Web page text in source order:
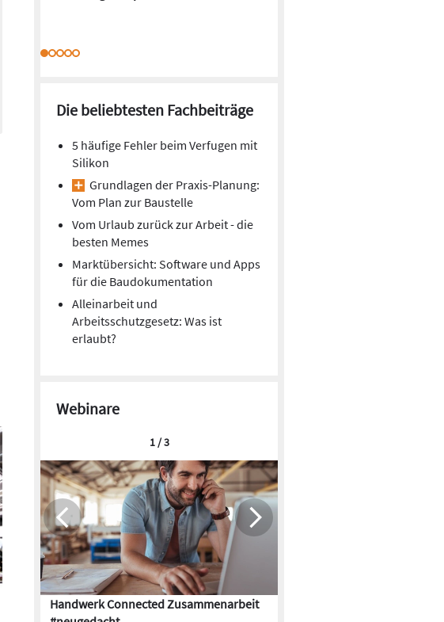
Die beliebtesten Fachbeiträge
5 häufige Fehler beim Verfugen mit
Silikon
Grundlagen der Praxis-Planung:
Vom Plan zur Baustelle
Vom Urlaub zurück zur Arbeit - die
besten Memes
Marktübersicht: Software und Apps
für die Baudokumentation
Alleinarbeit und
Arbeitsschutzgesetz: Was ist
erlaubt?
Webinare
Handwerk Connected Zusammenarbeit
1 / 3